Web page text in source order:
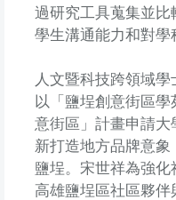
過研究工具蒐集並比
學生溝通能力和對學
人文暨科技跨領域
以「鹽埕創意街區
意街區」計畫申請
新打造地方品牌意
鹽埕。宋世祥為強
高雄鹽埕區社區夥